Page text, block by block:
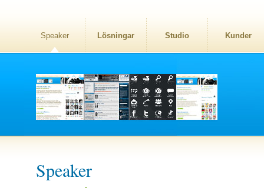
Speaker Lösningar Studio Kunder
Speaker